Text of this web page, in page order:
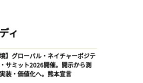
ィ
境】グローバル・ネイチャーポジテ
サミット2026開催。開示から測
装・価値化へ。熊本宣言